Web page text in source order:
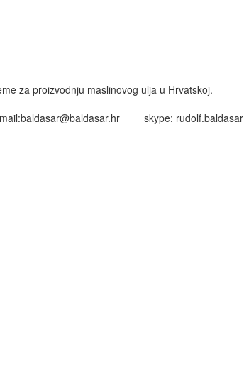
za proizvodnju maslinovog ulja u Hrvatskoj.
baldasar@baldasar.hr skype: rudolf.baldasar